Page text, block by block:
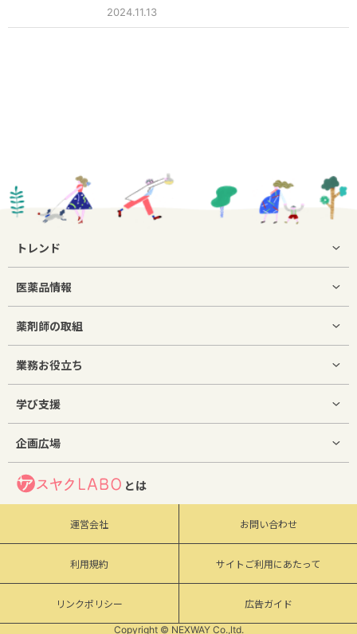
2024.11.13
トレンド
医薬品情報
薬剤師の取組
業務お役立ち
学び支援
企画広場
とは
運営会社 お問い合わせ
利用規約 サイトご利用にあたって
リンクポリシー 広告ガイド
Copyright © NEXWAY Co.,ltd.